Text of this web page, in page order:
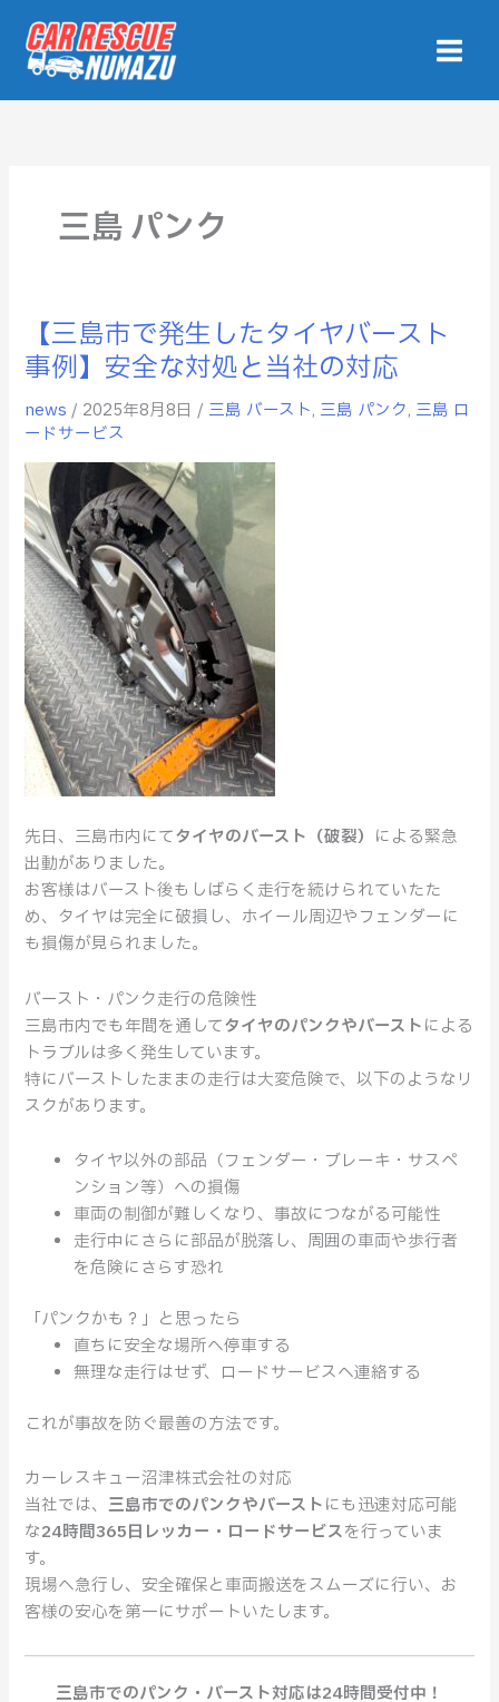
三島 パンク
【三島市で発生したタイヤバースト
事例】安全な対処と当社の対応
news / 2025年8月8日/ 三島 バースト, 三島 パンク, 三島 ロ
ードサービス
先日、三島市内にてタイヤのバースト（破裂） による緊急
出動がありました。
お客様はバースト後もしばらく走行を続けられていたた
め、タイヤは完全に破損し、ホイール周辺やフェンダーに
も損傷が見られました。
バースト・パンク走行の危険性
三島市内でも年間を通してタイヤのパンクやバーストによる
トラブルは多く発生しています。
特にバーストしたままの走行は大変危険で、以下のようなリ
スクがあります。
タイヤ以外の部品（フェンダー・ブレーキ・サスペ
ンション等）への損傷
車両の制御が難しくなり、事故につながる可能性
走行中にさらに部品が脱落し、周囲の車両や歩行者
を危険にさらす恐れ
「パンクかも？」と思ったら
直ちに安全な場所へ停車する
無理な走行はせず、ロードサービスへ連絡する
これが事故を防ぐ最善の方法です。
カーレスキュー沼津株式会社の対応
当社では、 三島市でのパンクやバーストにも迅速対応可能
な24時間365日レッカー・ロードサービスを行っていま
す。
現場へ急行し、安全確保と車両搬送をスムーズに行い、お
客様の安心を第一にサポートいたします。
三島市でのパンク・バースト対応は24時間受付中！
【三
島
市
で
発
生
し
た
タ
イ
ヤ
バ
ー
ス
ト
事
例】
安
な
対
処
と
当
の
対
応